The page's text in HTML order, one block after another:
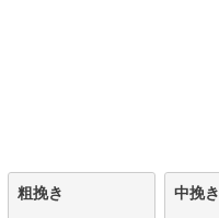
粗挽き 中挽き